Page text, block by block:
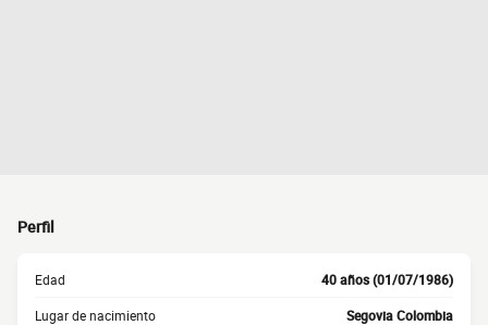
Perfil
Edad 40 años (01/07/1986)
Lugar de nacimiento Segovia Colombia